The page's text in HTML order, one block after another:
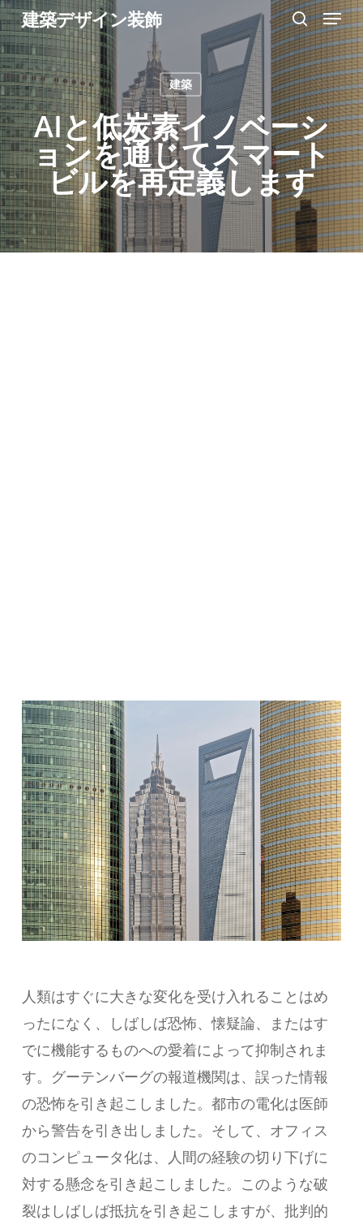
Skip
to
main
content
建築デザイン装飾
search
Menu
建築
AIと低炭素イノベーシ
ョンを通じてスマート
ビルを再定義します
人類はすぐに大きな変化を受け入れることはめ
ったになく、しばしば恐怖、懐疑論、またはす
でに機能するものへの愛着によって抑制されま
す。グーテンバーグの報道機関は、誤った情報
の恐怖を引き起こしました。都市の電化は医師
から警告を引き出しました。そして、オフィス
のコンピュータ化は、人間の経験の切り下げに
対する懸念を引き起こしました。このような破
裂はしばしば抵抗を引き起こしますが、批判的
Close
Menu